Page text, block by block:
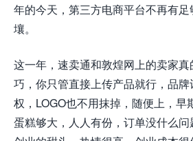
年的今天，第三方电商平台不再有
壤。
这一年，速卖通和敦煌网上的卖家
巧，你只管直接上传产品就行，品
权，LOGO也不用抹掉，随便上，早
蛋糕够大，人人有份，订单没什么